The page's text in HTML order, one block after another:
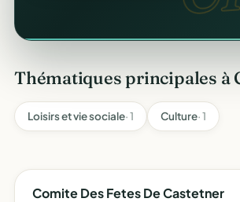
Thématiques principales à
Loisirs et vie sociale· 1 Culture· 1
Comite Des Fetes De Castetner